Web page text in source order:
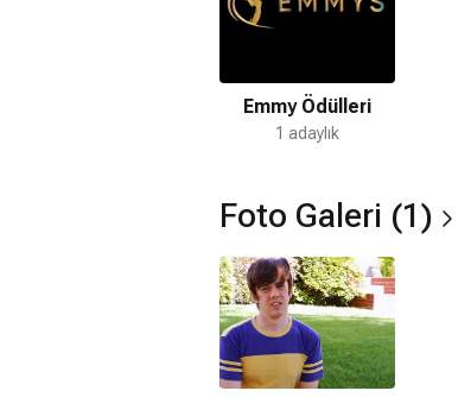
Emmy Ödülleri
1 adaylık
Foto Galeri (1)